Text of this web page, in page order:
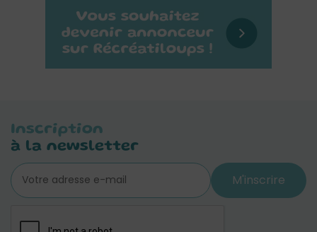
Inscription
à la newsletter
M'inscrire